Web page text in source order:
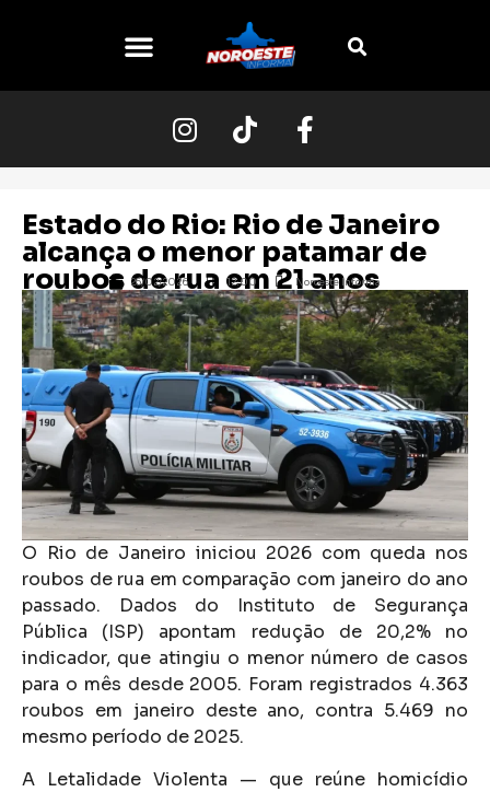
Estado do Rio: Rio de Janeiro
alcança o menor patamar de
roubos de rua em 21 anos
25/02/2026 12:00 Noroeste Informa
O Rio de Janeiro iniciou 2026 com queda nos
roubos de rua em comparação com janeiro do ano
passado. Dados do Instituto de Segurança
Pública (ISP) apontam redução de 20,2% no
indicador, que atingiu o menor número de casos
para o mês desde 2005. Foram registrados 4.363
roubos em janeiro deste ano, contra 5.469 no
mesmo período de 2025.
A Letalidade Violenta — que reúne homicídio